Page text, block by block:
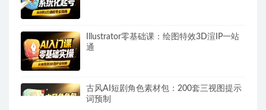
Illustrator零基础课：绘图特效3D渲IP一站
通
古风AI短剧角色素材包：200套三视图提示
词预制